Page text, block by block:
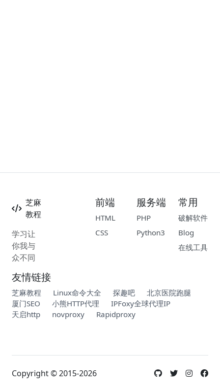
芝麻
教程
学习让
你我与
众不同
前端
HTML
CSS
服务端
PHP
Python3
常用
破解软件
Blog
在线工具
友情链接
芝麻教程 Linux命令大全 探趣吧
北京医院跑腿
厦门SEO
小熊HTTP代理
IPFoxy全球代理IP
天启http
novproxy Rapidproxy
Copyright © 2015-2026